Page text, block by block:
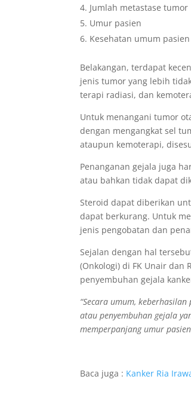
Jumlah metastase tumor
Umur pasien
Kesehatan umum pasien
Belakangan, terdapat
jenis tumor yang lebih
terapi radiasi, dan
Untuk menangani tumor
dengan mengangkat sel
ataupun kemoterapi,
Penanganan gejala juga
atau bahkan tidak dapat
Steroid dapat diberikan
dapat berkurang. Untuk
jenis pengobatan dan
Sejalan dengan hal
(Onkologi) di FK Unair dan
penyembuhan gejala
“Secara umum,
atau penyembuhan gejala
memperpanjang umur
Baca juga : Kanker Ria